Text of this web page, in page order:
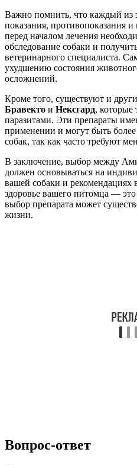
Важно помнить, что каждый из
показания, противопоказания
перед началом лечения
обследование собаки и
ветеринарного специалиста.
ухудшению состояния
осложнений.
Кроме того, существуют и
Бравекто и Нексгард, которые
паразитами. Эти препараты
применении и могут быть
собак, так как часто требуют
В заключение, выбор между
должен основываться на
вашей собаки и рекомендациях
здоровье вашего питомца —
выбор препарата может
жизни.
Вопрос-ответ